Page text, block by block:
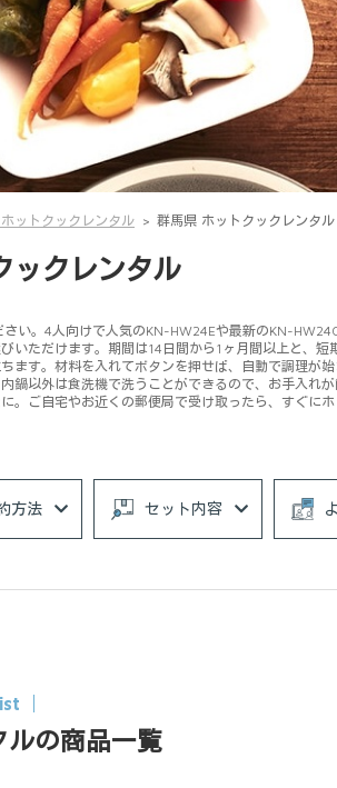
ットクックレンタル 群馬県 ホットクックレンタル
ックレンタル
い。4人向けで人気のKN-HW24Eや最新のKN-
ただけます。期間は14日間から1ヶ月間以上と、短
す。材料を入れてボタンを押せば、自動で調理が
以外は食洗機で洗うことができるので、お手入れ
ご自宅やお近くの郵便局で受け取ったら、すぐに
方法 セット内容
ルの商品一覧